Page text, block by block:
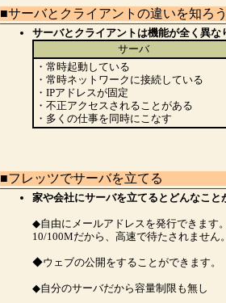
■サーバとクライアントの違いを知ろ
サーバとクライアントは機能が全く異な
サーバ
・常時起動している
・常時ネットワークに接続している
・IPアドレスが固定
・不正アクセスされることがある
・多くの仕事を同時にこなす
■フレッツでサーバを立てる
家や会社にサーバを立てるとどんなこと
◆自由にメールアドレスを発行できます
10/100Mだから、高速で待たされません
◆ウェブの公開をすることができます。
◆自分のサーバだから容量制限も無し